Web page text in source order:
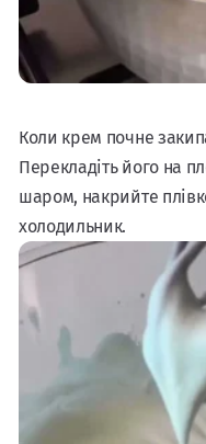
Коли крем почне
Перекладіть його на
шаром, накрийте
холодильник.